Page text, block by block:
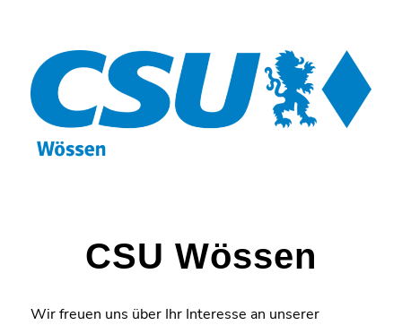
CSU Wössen
Wir freuen uns über Ihr Interesse an unserer